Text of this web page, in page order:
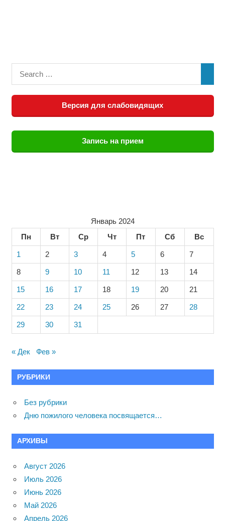
Версия для слабовидящих
Запись на прием
Январь 2024
Пн
Вт Ср Чт Пт Сб Вс
1 2 3 4 5 6 7
8 9 10 11 12 13 14
15 16 17 18 19 20 21
22 23 24 25 26 27 28
29 30 31
« Дек Фев »
РУБРИКИ
Без рубрики
Дню пожилого человека посвящается…
АРХИВЫ
Август 2026
Июль 2026
Июнь 2026
Май 2026
Апрель 2026